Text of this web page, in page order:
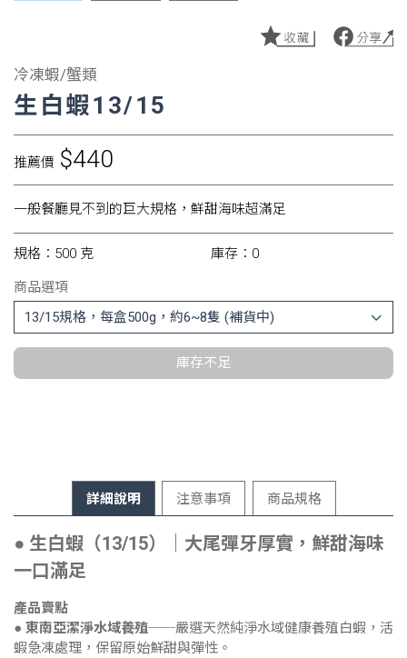
冷凍蝦/蟹類
生白蝦13/15
推薦價 $440
一般餐廳見不到的巨大規格，鮮甜海味超滿足
規格：500 克 庫存：0
商品選項
庫存不足
詳細說明 注意事項 商品規格
● 生白蝦（13/15）｜大尾彈牙厚實，鮮甜海味
一口滿足
產品賣點
● 東南亞潔淨水域養殖──嚴選天然純淨水域健康養殖白蝦，活
蝦急凍處理，保留原始鮮甜與彈性。